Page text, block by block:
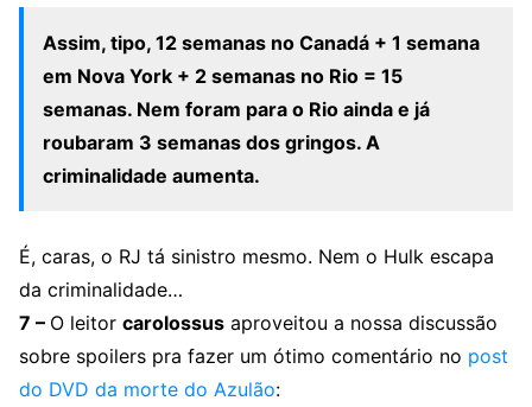
Assim, tipo, 12 semanas no Canadá + 1 semana
em Nova York + 2 semanas no Rio = 15
semanas. Nem foram para o Rio ainda e já
roubaram 3 semanas dos gringos. A
criminalidade aumenta.
É, caras, o RJ tá sinistro mesmo. Nem o Hulk escapa
da criminalidade…
7 – O leitor carolossus aproveitou a nossa discussão
sobre spoilers pra fazer um ótimo comentário no post
do DVD da morte do Azulão: